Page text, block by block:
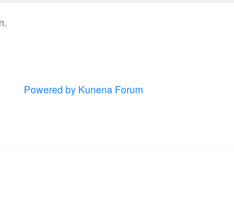
Powered by Kunena Forum